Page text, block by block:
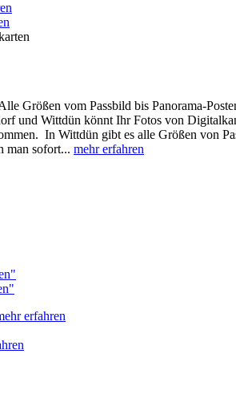
Größen vom Passbild bis Panorama-
und Wittdün könnt Ihr Fotos von
In Wittdün gibt es alle Größen von
man sofort... mehr erfahren
erfahren